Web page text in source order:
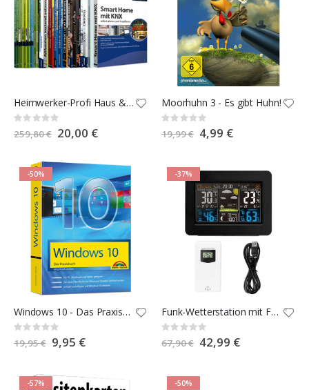
Heimwerker-Profi Haus & Garten 2.0 E-Book-Paket
Rating:
0%
259,80 € Special
Price
20,00 €
Moorhuhn 3 - Es gibt Huhn!
Rating:
0%
19,99 € Special
Price
4,99 €
-50%
Windows 10 - Das Praxisbuch
Rating:
0%
19,95 € Special
Price
9,95 €
-37%
Funk-Wetterstation mit Farbdisplay
Rating:
0%
67,90 € Special
Price
42,99 €
-57% -50%